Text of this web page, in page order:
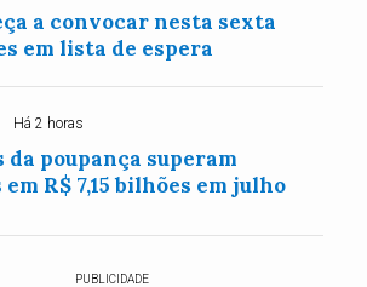
a convocar nesta sexta
em lista de espera
Há 2 horas
da poupança superam
R$ 7,15 bilhões em julho
PUBLICIDADE